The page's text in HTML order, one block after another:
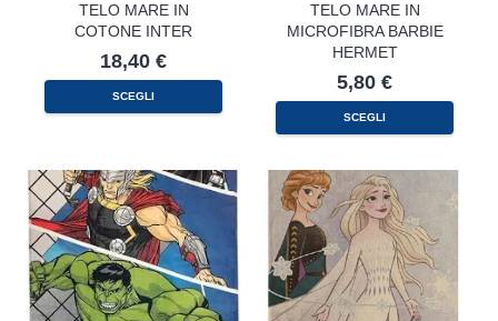
TELO MARE IN
COTONE INTER
18,40 €
SCEGLI
TELO MARE IN
MICROFIBRA BARBIE
HERMET
5,80 €
SCEGLI